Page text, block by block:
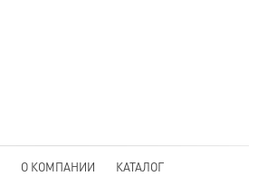
О КОМПАНИИ
КАТАЛОГ